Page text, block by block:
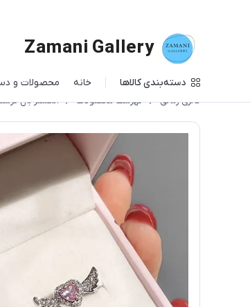
Zamani Gallery
دسته‌بندی کالاها خانه محصولات و
گالری زمانی / فهرست محصولات / انگشتر بال